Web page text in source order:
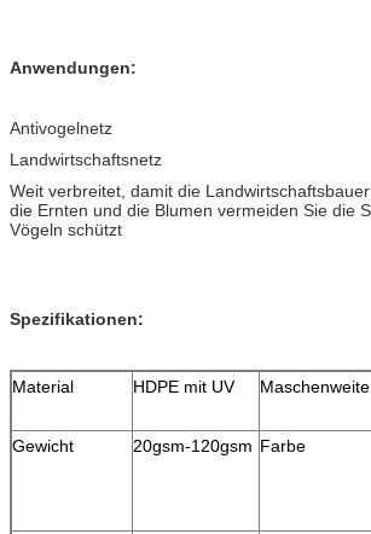
Anwendungen:
Antivogelnetz
Landwirtschaftsnetz
Weit verbreitet, damit die
die Ernten und die Blumen vermeiden Sie die
Vögeln schützt
Spezifikationen:
Material HDPE mit UV Maschenweite
Gewicht
20gsm-120gsm Farbe